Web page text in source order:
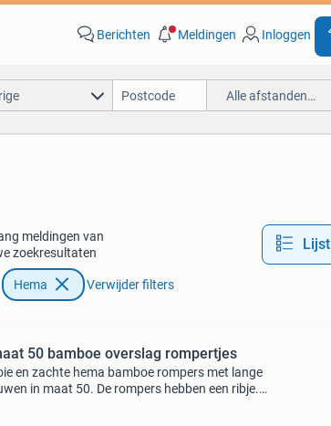
Berichten Meldingen Inloggen
Alle afstanden…
meldingen van
zoekresultaten
Lijst
Hema Verwijder filters
50 bamboe overslag rompertjes
en zachte hema bamboe rompers met lange
in maat 50. De rompers hebben een ribje.